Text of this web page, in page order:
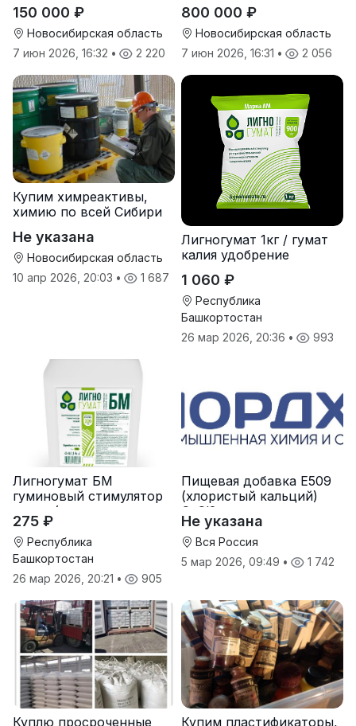
Экстраплан
150 000 ₽
Новосибирская область
7 июн 2026, 16:32 • 2 220
просрочка)
800 000 ₽
Новосибирская область
7 июн 2026, 16:31 • 2 056
Купим химреактивы,
химию по всей Сибири
Не указана
Новосибирская область
10 апр 2026, 20:03 • 1 687
Лигногумат 1кг / гумат
калия удобрение
1 060 ₽
Республика
Башкортостан
26 мар 2026, 20:36 • 993
Лигногумат БМ
гуминовый стимулятор
роста (гумат калия с
фульвовыми кислотами)
275 ₽
Республика
Башкортостан
26 мар 2026, 20:21 • 905
Пищевая добавка Е509
(хлористый кальций)
CaCl2
Не указана
Вся Россия
5 мар 2026, 09:49 • 1 742
Куплю просроченные Купим пластификаторы,